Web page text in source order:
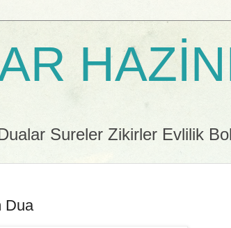
Sureler Zikirler Evlilik
Dua